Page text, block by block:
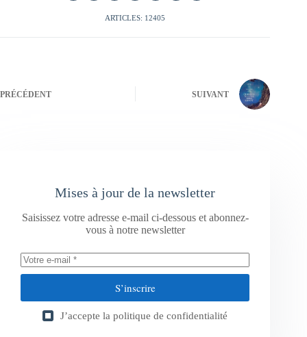
ARTICLES: 12405
PRÉCÉDENT SUIVANT
Mises à jour de la newsletter
Saisissez votre adresse e-mail ci-dessous et abonnez-
vous à notre newsletter
S’inscrire
J’accepte la politique de confidentialité